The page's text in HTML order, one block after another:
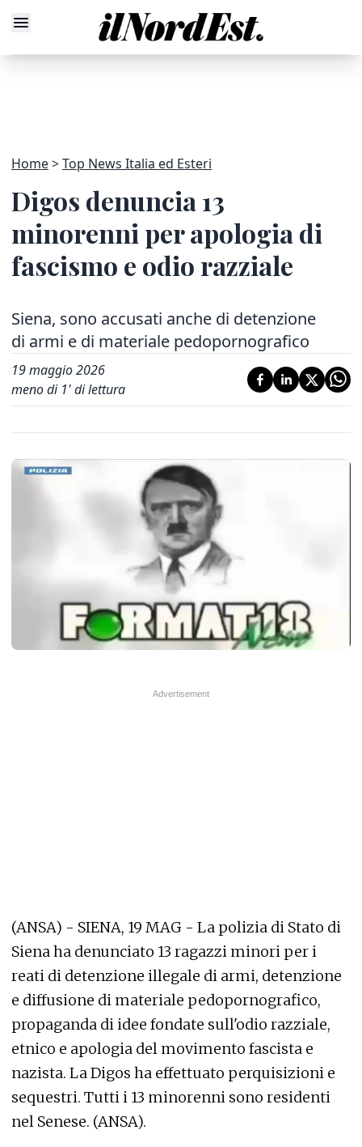
Home Top News Italia ed Esteri
Digos denuncia 13
minorenni per apologia di
fascismo e odio razziale
Siena, sono accusati anche di detenzione
di armi e di materiale pedopornografico
19 maggio 2026
meno di 1' di lettura
(ANSA) - SIENA, 19 MAG - La polizia di Stato di
Siena ha denunciato 13 ragazzi minori per i
reati di detenzione illegale di armi, detenzione
e diffusione di materiale pedopornografico,
propaganda di idee fondate sull'odio razziale,
etnico e apologia del movimento fascista e
nazista. La Digos ha effettuato perquisizioni e
sequestri. Tutti i 13 minorenni sono residenti
nel Senese. (ANSA).